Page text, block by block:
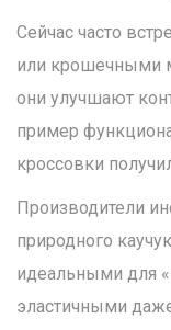
Сейчас часто
или крошечными
они улучшают
пример
кроссовки
Производители
природного
идеальными для
эластичными